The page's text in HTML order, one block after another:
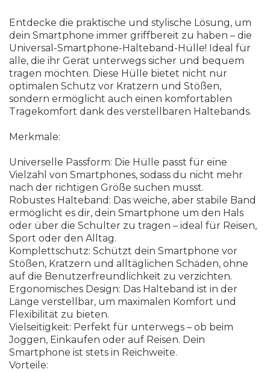
Entdecke die praktische und stylische Lösung, um
dein Smartphone immer griffbereit zu haben – die
Universa -Smartp hone-Ha teband -Hü e! Idea für
a e, die i hr Gerät unterwegs sicher und bequem
tragen möchten. Diese Hü e bietet nicht nur
optima en Schutz vor Kratzern und Stößen,
sondern ermög icht auch einen komfortab en
Trage komfort dan k des verste baren Ha tebands.
Merkma e:
Universe e Passform: Die Hü e passt für eine
Vie za h von Smartp hones, sodass d u nicht me hr
nach der richtigen Größe suchen musst.
Robustes Ha teband : Das weiche, aber stabi e Band
ermög icht es dir, dein Smartp hone um den Ha s
oder über die Schu ter zu tragen – idea für Reisen,
Sport oder den Al tag.
Komp ettschutz: Schützt dein Smartp hone vor
Stößen, Kratzern und a täg ichen Schäden, o hne
auf die Benutzerfreund ich keit zu verzichten.
Ergonomisches Design: Das Ha teband ist in der
Länge verste bar, um maxima en Komfort und
F exibi ität zu bieten.
Vie seitig keit: Perfe kt für unterwegs – ob beim
Joggen, Ein kaufen oder auf Reisen. Dein
Smartp hone ist stets in Reichweite.
Vortei e: